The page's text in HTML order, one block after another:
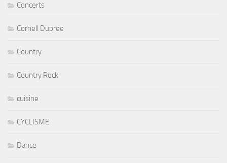
Concerts
Cornell Dupree
Country
Country Rock
cuisine
CYCLISME
Dance